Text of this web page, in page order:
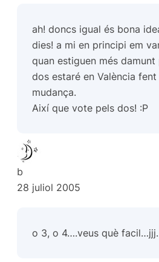
ah! doncs igual és bona
dies! a mi en principi em
quan estiguen més
dos estaré en València
mudança.
Així que vote pels dos! :P
b
28 juliol 2005
o 3, o 4….veus què